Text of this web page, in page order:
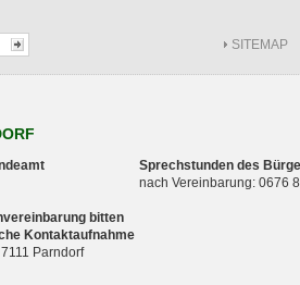
SITEMAP
bitten
Kontaktaufnahme
Parndorf
Sprechstunden des
nach Vereinbarung: 0676